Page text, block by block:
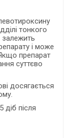
тонкого
залежить
і може
препарат
суттєво
досягається
діб після